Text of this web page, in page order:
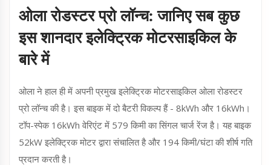
ओला रोडस्टर प्रो लॉन्च: जानिए सब कुछ
इस शानदार इलेक्ट्रिक मोटरसाइकिल के
बारे में
ओला ने हाल ही में अपनी प्रमुख इलेक्ट्रिक मोटरसाइकिल ओला रोडस्टर
प्रो लॉन्च की है। इस बाइक में दो बैटरी विकल्प हैं - 8kWh और 16kWh।
टॉप-स्पेक 16kWh वेरिएंट में 579 किमी का सिंगल चार्ज रेंज है। यह बाइक
52kW इलेक्ट्रिक मोटर द्वारा संचालित है और 194 किमी/घंटा की शीर्ष गति
प्रदान करती है।